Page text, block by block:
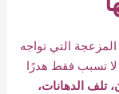
التي تواجه
تسبب فقط هدرًا
تلف الدهانات،